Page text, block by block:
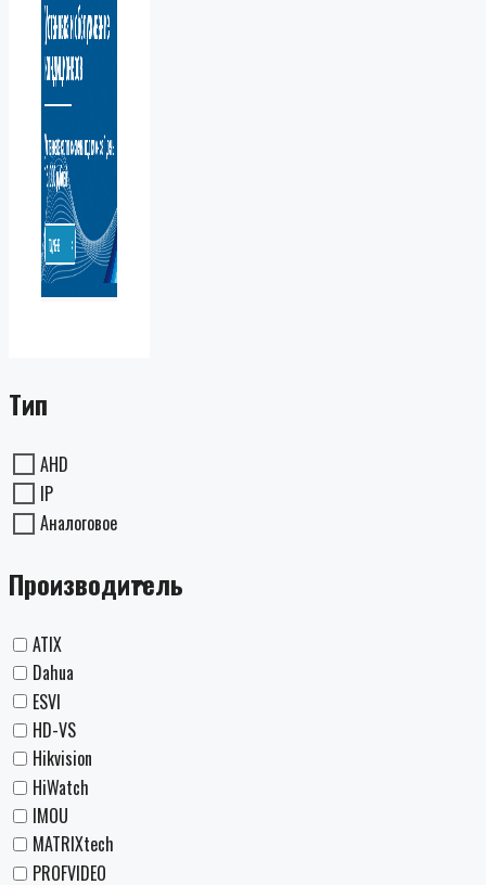
Тип
AHD
IP
Аналоговое
Производитель
ATIX
Dahua
ESVI
HD-VS
Hikvision
HiWatch
IMOU
MATRIXtech
PROFVIDEO